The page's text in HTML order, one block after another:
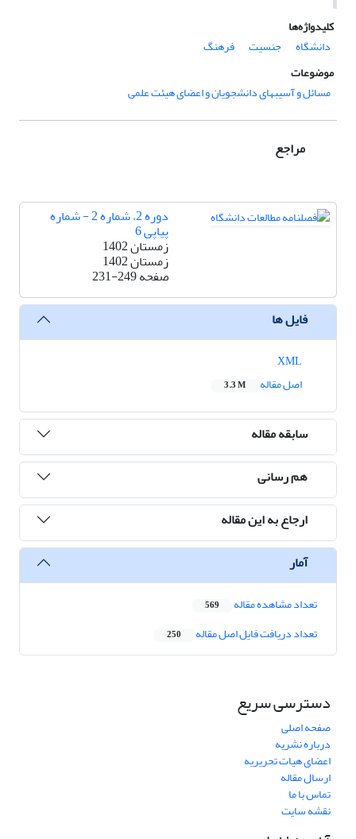
کلیدواژه‌ها
دانشگاه
جنسیت
فرهنگ
موضوعات
مسائل و آسیب‏های دانشجویان و اعضای هیئت علمی
مراجع
دوره 2، شماره 2 - شماره
پیاپی 6
زمستان 1402
زمستان 1402
صفحه231-249
فایل ها
اصل مقاله
3.3 M
سابقه مقاله
هم رسانی
ارجاع به این مقاله
آمار
تعداد مشاهده مقاله 569
تعداد دریافت فایل اصل مقاله 250
دسترسی سریع
صفحه اصلی
درباره نشریه
اعضای هیات تحریریه
ارسال مقاله
تماس با ما
نقشه سایت